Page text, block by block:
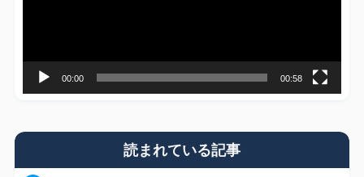
00:00 00:58
読まれている記事